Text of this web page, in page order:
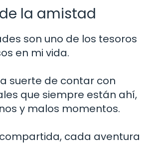
la amistad
son uno de los tesoros
en mi vida.
suerte de contar con
que siempre están ahí,
y malos momentos.
cada aventura